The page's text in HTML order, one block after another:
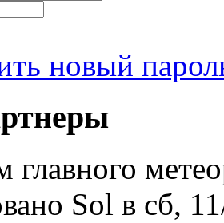
новый
Sol в сб,